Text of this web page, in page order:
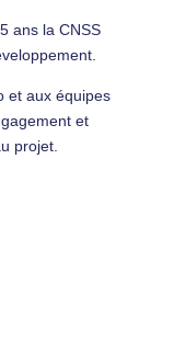
ans la CNSS
et aux équipes
et
projet.